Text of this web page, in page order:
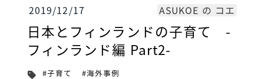
2019/12/17 ASUKOE の コエ
日本とフィンランドの子育て -
フィンランド編 Part2-
#子育て #海外事例